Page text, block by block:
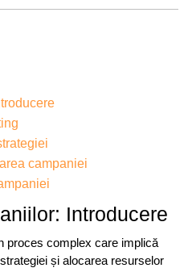
campaniei
Introducere
proces complex care implică
și alocarea resurselor